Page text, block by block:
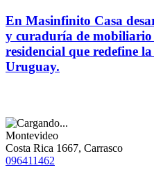
En Masinfinito Casa
y curaduría de
residencial que redefine
Uruguay.
Montevideo
Costa Rica 1667, Carrasco
096411462